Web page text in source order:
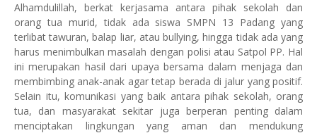
Alhamdulillah, berkat kerjasama antara pihak sekolah dan
orang tua murid, tidak ada siswa SMPN 13 Padang yang
terlibat tawuran, balap liar, atau bullying, hingga tidak ada yang
harus menimbulkan masalah dengan polisi atau Satpol PP. Hal
ini merupakan hasil dari upaya bersama dalam menjaga dan
membimbing anak-anak agar tetap berada di jalur yang positif.
Selain itu, komunikasi yang baik antara pihak sekolah, orang
tua, dan masyarakat sekitar juga berperan penting dalam
menciptakan lingkungan yang aman dan mendukung